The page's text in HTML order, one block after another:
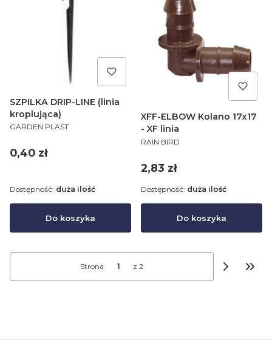
SZPILKA DRIP-LINE (linia
kroplująca)
PRODUCENT
GARDEN PLAST
Cena
0,40 zł
Do koszyka
Dostępność: duża ilość
XFF-ELBOW Kolano 17x17
- XF linia
PRODUCENT
RAIN BIRD
Cena
2,83 zł
Do koszyka
Dostępność: duża ilość
Strona z 2